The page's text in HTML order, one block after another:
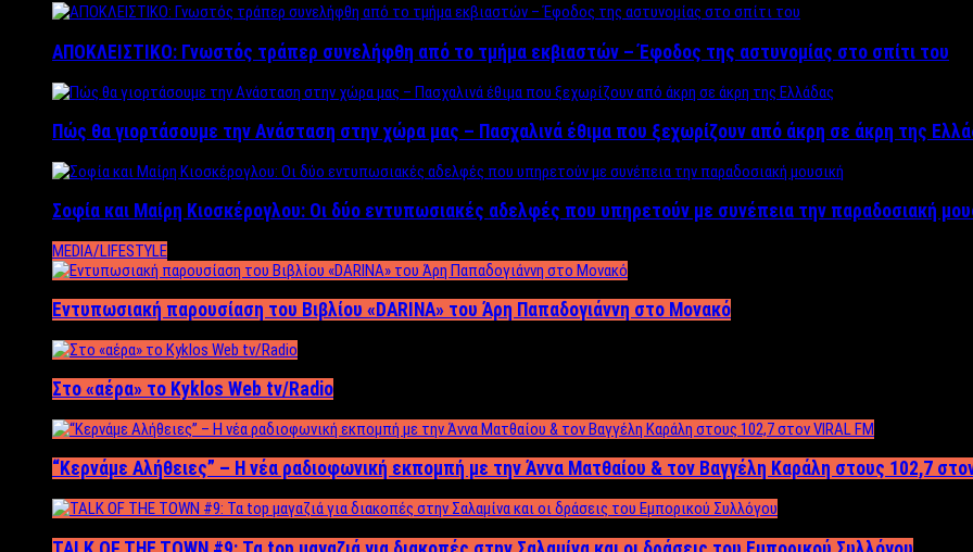
ΑΠΟΚΛΕΙΣΤΙΚΟ: Γνωστός τράπερ συνελήφθη από το τμήμα εκβιαστών – Έφοδος της αστυνομίας στο σπίτι του
Πώς θα γιορτάσουμε την Ανάσταση στην χώρα μας – Πασχαλινά έθιμα που ξεχωρίζουν από άκρη σε άκρη της
Σοφία και Μαίρη Κιοσκέρογλου: Οι δύο εντυπωσιακές αδελφές που υπηρετούν με συνέπεια την παραδοσιακή
MEDIA/LIFESTYLE
Εντυπωσιακή παρουσίαση του Βιβλίου «DARINA» του Άρη Παπαδογιάννη στο Μονακό
Στο «αέρα» το Kyklos Web tv/Radio
“Kερνάμε Αλήθειες” – Η νέα ραδιοφωνική εκπομπή με την Άννα Ματθαίου & τον Βαγγέλη Καράλη στους 102,7